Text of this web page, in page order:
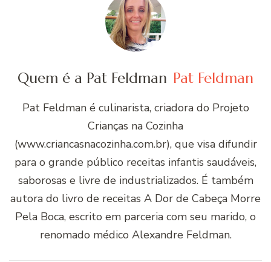
Quem é a Pat Feldman Pat Feldman
Pat Feldman é culinarista, criadora do Projeto
Crianças na Cozinha
(www.criancasnacozinha.com.br), que visa difundir
para o grande público receitas infantis saudáveis,
saborosas e livre de industrializados. É também
autora do livro de receitas A Dor de Cabeça Morre
Pela Boca, escrito em parceria com seu marido, o
renomado médico Alexandre Feldman.